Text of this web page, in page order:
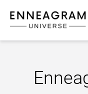
Enneagram Universe